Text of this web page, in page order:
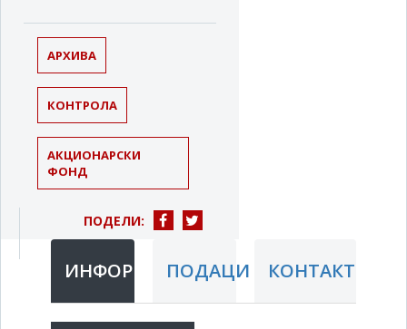
АРХИВА
КОНТРОЛА
АКЦИОНАРСКИ
ФОНД
ПОДЕЛИ:
ИНФОРМАЦИЈЕПОДАЦИ КОНТАКТ